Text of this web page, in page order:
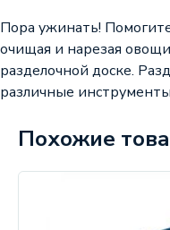
Пора ужинать!
очищая и нарезая
разделочной доске.
различные
Похожие